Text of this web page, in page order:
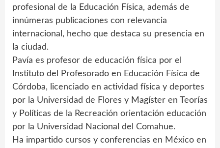
profesional de la Educación Física, además de
innúmeras publicaciones con relevancia
internacional, hecho que destaca su presencia en
la ciudad.
Pavía es profesor de educación física por el
Instituto del Profesorado en Educación Física de
Córdoba, licenciado en actividad física y deportes
por la Universidad de Flores y Magíster en Teorías
y Políticas de la Recreación orientación educación
por la Universidad Nacional del Comahue.
Ha impartido cursos y conferencias en México en